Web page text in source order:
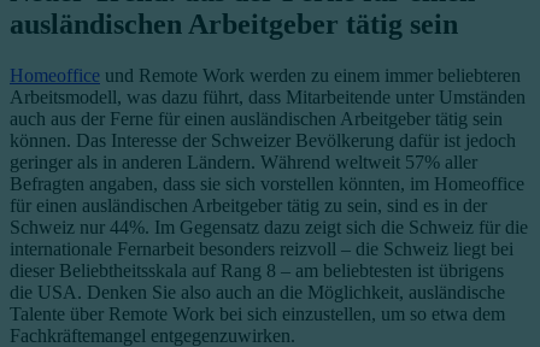
ausländischen Arbeitgeber tätig sein
Homeoffice und Remote Work werden zu einem immer beliebteren
Arbeitsmodell, was dazu führt, dass Mitarbeitende unter Umständen
auch aus der Ferne für einen ausländischen Arbeitgeber tätig sein
können. Das Interesse der Schweizer Bevölkerung dafür ist jedoch
geringer als in anderen Ländern. Während weltweit 57% aller
Befragten angaben, dass sie sich vorstellen könnten, im Homeoffice
für einen ausländischen Arbeitgeber tätig zu sein, sind es in der
Schweiz nur 44%. Im Gegensatz dazu zeigt sich die Schweiz für die
internationale Fernarbeit besonders reizvoll – die Schweiz liegt bei
dieser Beliebtheitsskala auf Rang 8 – am beliebtesten ist übrigens
die USA. Denken Sie also auch an die Möglichkeit, ausländische
Talente über Remote Work bei sich einzustellen, um so etwa dem
Fachkräftemangel entgegenzuwirken.